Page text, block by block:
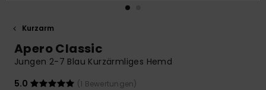
erhalten.
Finden Sie
Antworten auf
die häufigsten
Kurzarm
Apero Classic
Jungen 2-7 Blau Kurzärmliges Hemd
5.0
(1 Bewertungen)